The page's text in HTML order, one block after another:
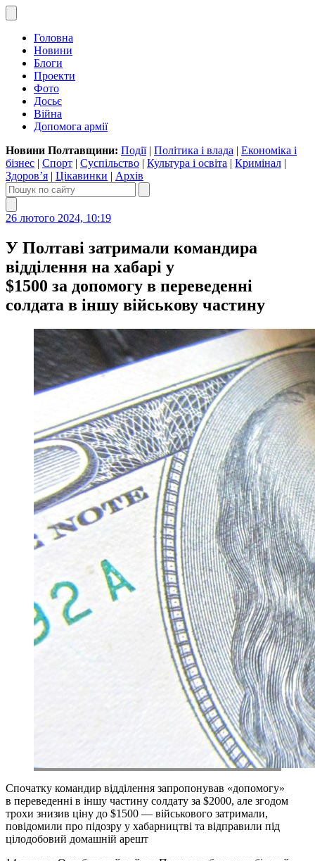
Головна
Новини
Блоги
Проекти
Фото
Досьє
Війна
Допомога армії
Новини Полтавщини: Події| Політика і влада | Економіка і
бізнес | Спорт | Суспільство | Культура і освіта | Кримінал |
Здоров’я | Цікавинки | Архів
26 лютого 2024, 10:19
У Полтаві затримали командира
відділення на хабарі у
$1500 за допомогу в переведенні
солдата в іншу військову частину
Спочатку командир відділення запропонував «допомогу»
в переведенні в іншу частину солдату за $2000, але згодом
трохи знизив ціну до $1500 — військового затримали,
повідомили про підозру у хабарництві та відправили під
цілодобовий домашній арешт